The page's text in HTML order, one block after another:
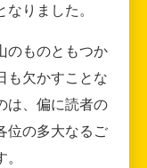
りました。
のものともつか
も欠かすことな
は、偏に読者の
位の多大なるご